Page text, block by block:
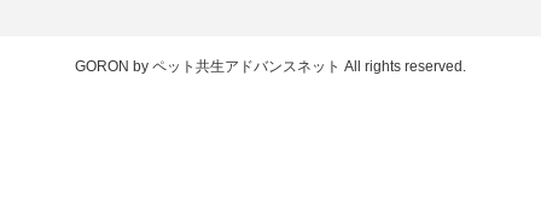
GORON by ペット共生アドバンスネット All rights reserved.